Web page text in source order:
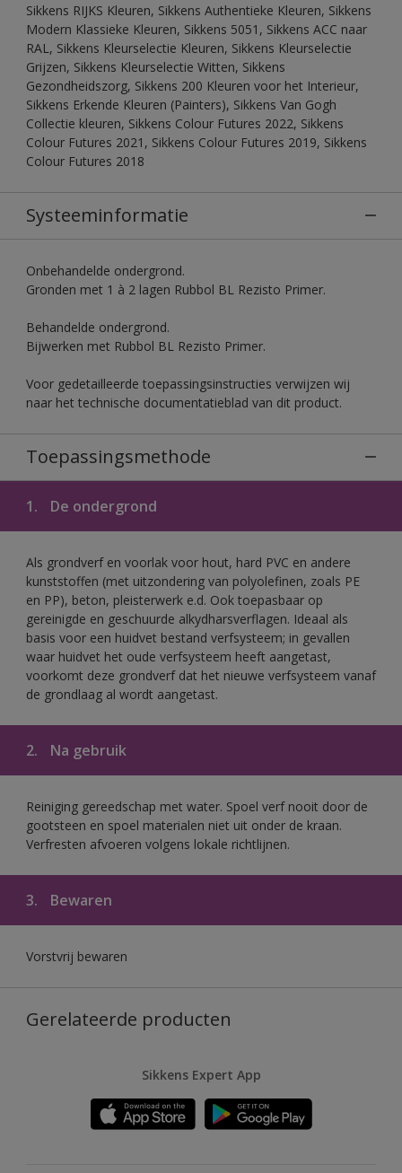
Sikkens RIJKS Kleuren, Sikkens Authentieke Kleuren, Sikkens
Modern Klassieke Kleuren, Sikkens 5051, Sikkens ACC naar
RAL, Sikkens Kleurselectie Kleuren, Sikkens Kleurselectie
Grijzen, Sikkens Kleurselectie Witten, Sikkens
Gezondheidszorg, Sikkens 200 Kleuren voor het Interieur,
Sikkens Erkende Kleuren (Painters), Sikkens Van Gogh
Collectie kleuren, Sikkens Colour Futures 2022, Sikkens
Colour Futures 2021, Sikkens Colour Futures 2019, Sikkens
Colour Futures 2018
Systeeminformatie
Onbehandelde ondergrond.
Gronden met 1 à 2 lagen Rubbol BL Rezisto Primer.
Behandelde ondergrond.
Bijwerken met Rubbol BL Rezisto Primer.
Voor gedetailleerde toepassingsinstructies verwijzen wij
naar het technische documentatieblad van dit product.
Toepassingsmethode
1. De ondergrond
Als grondverf en voorlak voor hout, hard PVC en andere
kunststoffen (met uitzondering van polyolefinen, zoals PE
en PP), beton, pleisterwerk e.d. Ook toepasbaar op
gereinigde en geschuurde alkydharsverflagen. Ideaal als
basis voor een huidvet bestand verfsysteem; in gevallen
waar huidvet het oude verfsysteem heeft aangetast,
voorkomt deze grondverf dat het nieuwe verfsysteem vanaf
de grondlaag al wordt aangetast.
2. Na gebruik
Reiniging gereedschap met water. Spoel verf nooit door de
gootsteen en spoel materialen niet uit onder de kraan.
Verfresten afvoeren volgens lokale richtlijnen.
3. Bewaren
Vorstvrij bewaren
Gerelateerde producten
Sikkens Expert App